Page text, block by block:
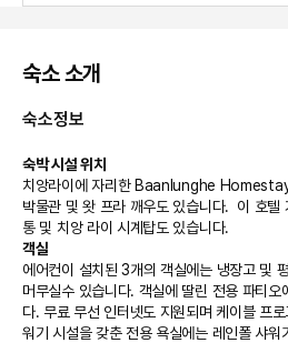
숙소 소개
숙소정보
숙박 시설 위치
치앙라이에 자리한 Baanlunghe
박물관 및 왓 프라 깨우도 있습니다.  이 호텔
통 및 치앙 라이 시계탑도 있습니다.
객실
에어컨이 설치된 3개의 객실에는 냉장고 및
머무실수 있습니다. 객실에 딸린 전용 파티오
다. 무료 무선 인터넷도 지원되며 케이블 프
워기 시설을 갖춘 전용 욕실에는 레인폴 샤워